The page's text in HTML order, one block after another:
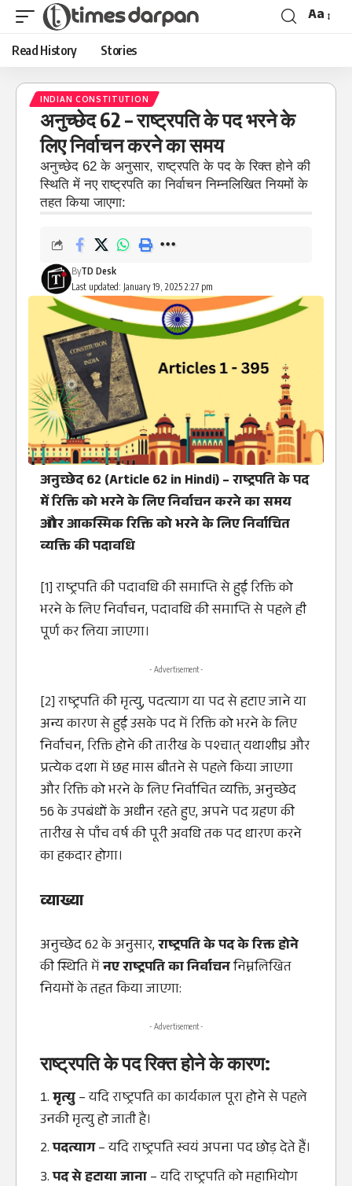
Aa
Read History Stories
INDIAN CONSTITUTION
अनुच्छेद 62 – राष्ट्रपति के पद भरने के
लिए निर्वाचन करने का समय
अनुच्छेद 62 के अनुसार, राष्ट्रपति के पद के रिक्त होने की
स्थिति में नए राष्ट्रपति का निर्वाचन निम्नलिखित नियमों के
तहत किया जाएगा:
Last updated: January 19, 2025 2:27 pm
ByTD Desk
अनुच्छेद 62 (Article 62 in Hindi) – राष्ट्रपति के पद
में रिक्ति को भरने के लिए निर्वाचन करने का समय
और आकस्मिक रिक्ति को भरने के लिए निर्वाचित
व्यक्ति की पदावधि
[1] राष्ट्रपति की पदावधि की समाप्ति से हुई रिक्ति को
भरने के लिए निर्वाचन, पदावधि की समाप्ति से पहले ही
पूर्ण कर लिया जाएगा।
- Advertisement -
[2] राष्ट्रपति की मृत्यु, पदत्याग या पद से हटाए जाने या
अन्य कारण से हुई उसके पद में रिक्ति को भरने के लिए
निर्वाचन, रिक्ति होने की तारीख के पश्चात्‌ यथाशीघ्र और
प्रत्येक दशा में छह मास बीतने से पहले किया जाएगा
और रिक्ति को भरने के लिए निर्वाचित व्यक्ति, अनुच्छेद
56 के उपबंधों के अधीन रहते हुए, अपने पद ग्रहण की
तारीख से पाँच वर्ष की पूरी अवधि तक पद धारण करने
का हकदार होगा।
व्याख्या
अनुच्छेद 62 के अनुसार,राष्ट्रपति के पद के रिक्त होने
की स्थिति मेंनए राष्ट्रपति का निर्वाचननिम्नलिखित
नियमों के तहत किया जाएगा:
- Advertisement -
राष्ट्रपति के पद रिक्त होने के कारण:
मृत्यु– यदि राष्ट्रपति का कार्यकाल पूरा होने से पहले
उनकी मृत्यु हो जाती है।
पदत्याग– यदि राष्ट्रपति स्वयं अपना पद छोड़ देते हैं।
पद से हटाया जाना– यदि राष्ट्रपति को महाभियोग